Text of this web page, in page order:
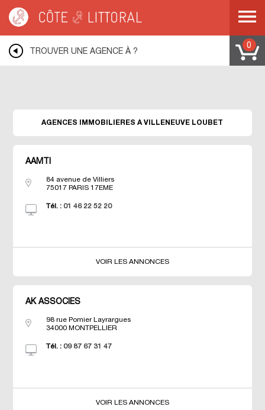
Warning : Undefined variable $idUser in
/var/www/mobile.cotelittoral.fr/annuaire.php
Côte & Littoral>Les agences du littoral>Agences immobili&eagrave;res
MEDITERRANEE
Agences immobili&eagrave;res COTE D AZUR
Agences
immobili&eagrave;res ALPES MARITIMES
Agences immobili&eagrave;res
VILLENEUVE LOUBET
TROUVER UNE AGENCE À ?
0
AGENCES IMMOBILIÈRES À VILLENEUVE LOUBET
AAMTI
84 avenue de Villiers
75017 PARIS 17EME
Tél. : 01 46 22 52 20
VOIR LES ANNONCES
AK ASSOCIES
98 rue Pomier Layrargues
34000 MONTPELLIER
Tél. : 09 87 67 31 47
VOIR LES ANNONCES